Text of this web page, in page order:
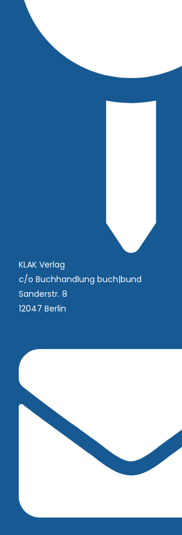
KLAK Verlag
c/o Buchhandlung buch|bund
Sanderstr. 8
12047 Berlin